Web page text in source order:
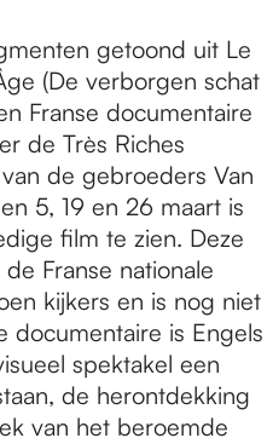
getoond uit Le
(De verborgen schat
Franse documentaire
de Très Riches
de gebroeders Van
5, 19 en 26 maart is
film te zien. Deze
Franse nationale
kijkers en is nog niet
documentaire is Engels
spektakel een
de herontdekking
van het beroemde